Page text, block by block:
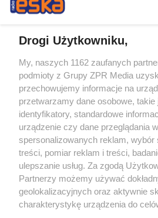
Żaden utwór zamieszczony w serwisie nie
rozpowszechniany lub dalej
tym także elektroniczny lub mechaniczny)
eksploatacji w jakiejkolwiek formie,
Internecie bez pisemnej zgody właściciela
wykorzystanie utworów w całości lub w
tzn. bez właściwej zgody, jest zabronione
ścigane prawnie.
Drogi Użytkowniku,
My, naszych 1162 zaufanych
podmioty z Grupy ZPR Media
przechowujemy informacje na
przetwarzamy dane osobowe, takie
identyfikatory, standardowe
urządzenie czy dane przeglądania
spersonalizowanych reklam,
treści, pomiar reklam i treści,
ulepszanie usług. Za zgodą
Partnerzy możemy używać
geolokalizacyjnych oraz aktywnie
charakterystykę urządzenia do